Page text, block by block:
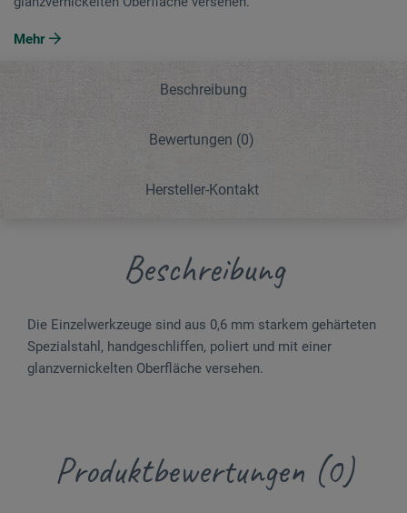
Mehr
Beschreibung
Bewertungen (0)
Hersteller-Kontakt
Beschreibung
Die Einzelwerkzeuge sind aus 0,6 mm starkem gehärteten
Spezialstahl, handgeschliffen, poliert und mit einer
glanzvernickelten Oberfläche versehen.
Produktbewertungen (0)